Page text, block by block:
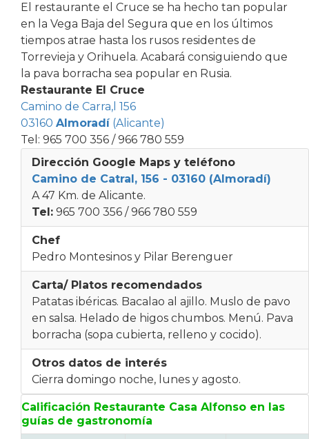
El restaurante el Cruce se ha hecho tan popular
en la Vega Baja del Segura que en los últimos
tiempos atrae hasta los rusos residentes de
Torrevieja y Orihuela. Acabará consiguiendo que
la pava borracha sea popular en Rusia.
Restaurante El Cruce
Camino de Carra,l 156
03160 Almoradí(Alicante)
Tel: 965 700 356 / 966 780 559
Dirección Google Maps y teléfono
Camino de Catral, 156 - 03160 (Almoradí)
A 47 Km. de Alicante.
Tel: 965 700 356 / 966 780 559
Chef
Pedro Montesinos y Pilar Berenguer
Carta/ Platos recomendados
Patatas ibéricas. Bacalao al ajillo. Muslo de pavo
en salsa. Helado de higos chumbos. Menú. Pava
borracha (sopa cubierta, relleno y cocido).
Otros datos de interés
Cierra domingo noche, lunes y agosto.
Calificación Restaurante Casa Alfonso en las
guías de gastronomía